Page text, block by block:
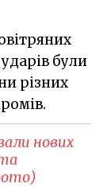
були
різних
нових